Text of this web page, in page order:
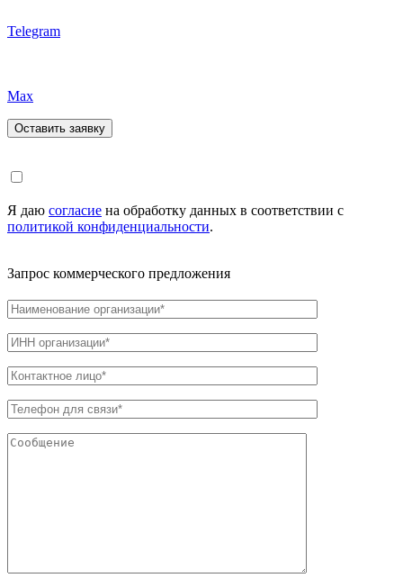
Telegram
Max
Я даю согласие на обработку данных в соответствии с
политикой конфиденциальности.
Запрос коммерческого предложения